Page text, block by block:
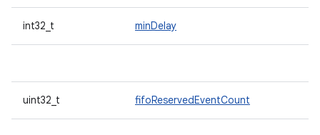
int32_t minDelay
uint32_t fifoReservedEventCount